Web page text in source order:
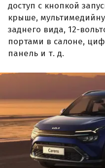
доступ с кнопкой
крыше,
заднего вида, 12-
портами в салоне,
панель и т. д.